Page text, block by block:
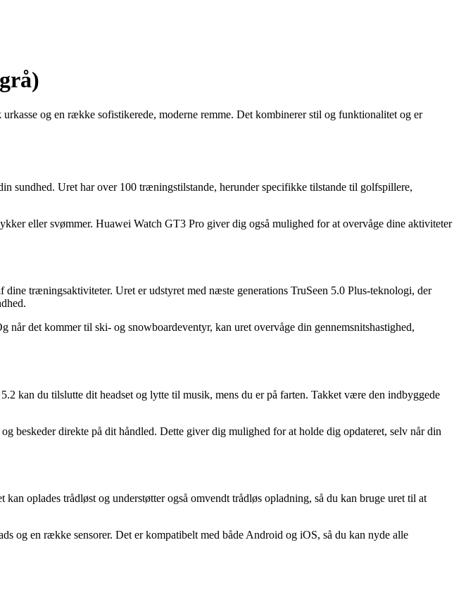
og en række sofistikerede, moderne remme. Det kombinerer stil og funktionalitet og er
Uret har over 100 træningstilstande, herunder specifikke tilstande til golfspillere,
eller svømmer. Huawei Watch GT3 Pro giver dig også mulighed for at overvåge dine aktiviteter
træningsaktiviteter. Uret er udstyret med næste generations TruSeen 5.0 Plus-teknologi, der
det kommer til ski- og snowboardeventyr, kan uret overvåge din gennemsnitshastighed,
kan du tilslutte dit headset og lytte til musik, mens du er på farten. Takket være den indbyggede
beskeder direkte på dit håndled. Dette giver dig mulighed for at holde dig opdateret, selv når din
oplades trådløst og understøtter også omvendt trådløs opladning, så du kan bruge uret til at
og en række sensorer. Det er kompatibelt med både Android og iOS, så du kan nyde alle